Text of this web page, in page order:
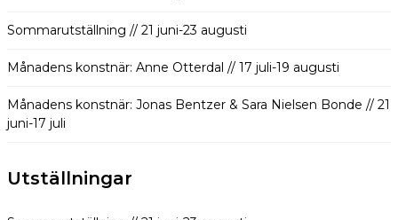
Sommarutställning // 21 juni-23 augusti
Månadens konstnär: Anne Otterdal // 17 juli-19 augusti
Månadens konstnär: Jonas Bentzer & Sara Nielsen Bonde // 21
juni-17 juli
Utställningar